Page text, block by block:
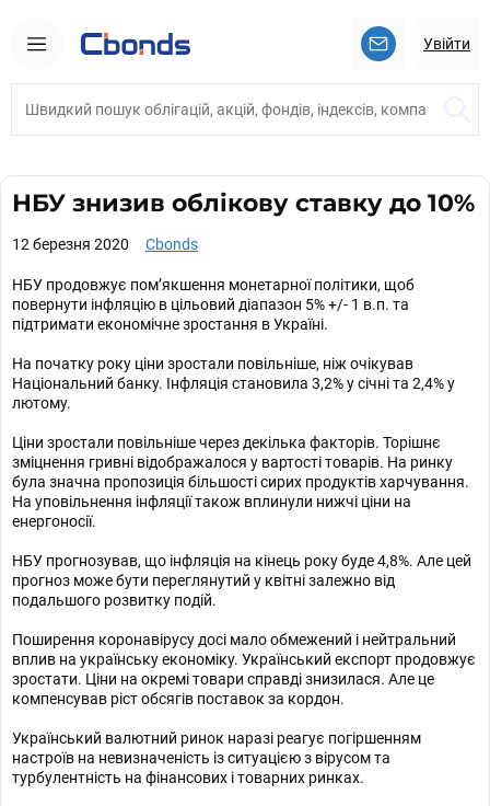
Увійти
НБУ знизив облікову ставку до 10%
12 березня 2020 Cbonds
НБУ продовжує пом’якшення монетарної політики, щоб
повернути інфляцію в цільовий діапазон 5% +/- 1 в.п. та
підтримати економічне зростання в Україні.
На початку року ціни зростали повільніше, ніж очікував
Національний банку. Інфляція становила 3,2% у січні та 2,4% у
лютому.
Ціни зростали повільніше через декілька факторів. Торішнє
зміцнення гривні відображалося у вартості товарів. На ринку
була значна пропозиція більшості сирих продуктів харчування.
На уповільнення інфляції також вплинули нижчі ціни на
енергоносії.
НБУ прогнозував, що інфляція на кінець року буде 4,8%. Але цей
прогноз може бути переглянутий у квітні залежно від
подальшого розвитку подій.
Поширення коронавірусу досі мало обмежений і нейтральний
вплив на українську економіку. Український експорт продовжує
зростати. Ціни на окремі товари справді знизилася. Але це
компенсував ріст обсягів поставок за кордон.
Український валютний ринок наразі реагує погіршенням
настроїв на невизначеність із ситуацією з вірусом та
турбулентність на фінансових і товарних ринках.